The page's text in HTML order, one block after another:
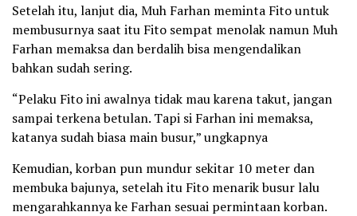
Setelah itu, lanjut dia, Muh Farhan meminta Fito untuk
membusurnya saat itu Fito sempat menolak namun Muh
Farhan memaksa dan berdalih bisa mengendalikan
bahkan sudah sering.
“Pelaku Fito ini awalnya tidak mau karena takut, jangan
sampai terkena betulan. Tapi si Farhan ini memaksa,
katanya sudah biasa main busur,” ungkapnya
Kemudian, korban pun mundur sekitar 10 meter dan
membuka bajunya, setelah itu Fito menarik busur lalu
mengarahkannya ke Farhan sesuai permintaan korban.